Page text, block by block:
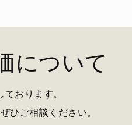
について
おります。
ひご相談ください。